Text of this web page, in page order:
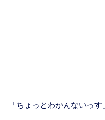
「ちょっとわかんないっす